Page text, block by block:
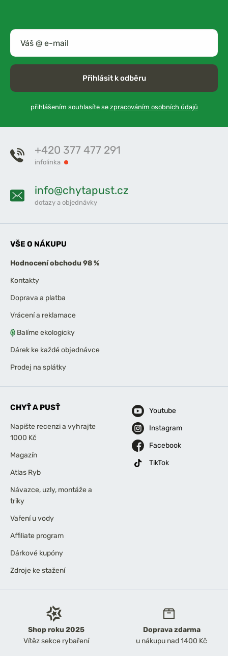
Přihlásit k odběru
přihlášením souhlasíte se zpracováním osobních údajů
Shop roku 2025
Vítěz sekce rybaření
Doprava zdarma
u nákupu nad 1400 Kč
+420 377 477 291
infolinka
info@chytapust.cz
dotazy a objednávky
VŠE O NÁKUPU
Hodnocení obchodu 98 %
Kontakty
Doprava a platba
Vrácení a reklamace
Balíme ekologicky
Dárek ke každé objednávce
Prodej na splátky
CHYŤ A PUSŤ
Napište recenzi a vyhrajte
1000 Kč
Magazín
Atlas Ryb
Návazce, uzly, montáže a
triky
Vaření u vody
Affiliate program
Dárkové kupóny
Zdroje ke stažení
Youtube
Instagram
Facebook
TikTok